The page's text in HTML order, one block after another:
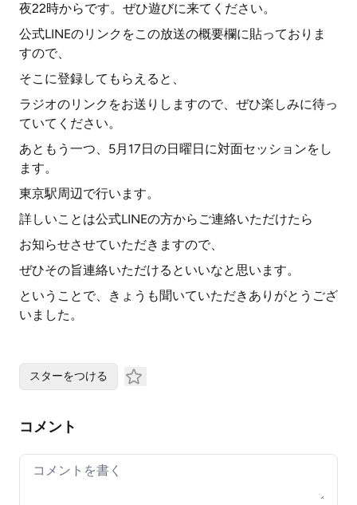
夜22時からです。ぜひ遊びに来てください。
公式LINEのリンクをこの放送の概要欄に貼っておりま
すので、
そこに登録してもらえると、
ラジオのリンクをお送りしますので、ぜひ楽しみに待っ
ていてください。
あともう一つ、5月17日の日曜日に対面セッションをし
ます。
東京駅周辺で行います。
詳しいことは公式LINEの方からご連絡いただけたら
お知らせさせていただきますので、
ぜひその旨連絡いただけるといいなと思います。
ということで、きょうも聞いていただきありがとうござ
いました。
スターをつける
コメント
Your comment